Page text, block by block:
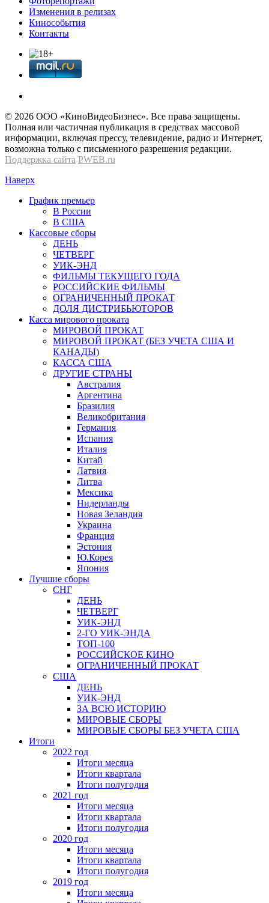
Изменения в релизах
Кинособытия
Контакты
© 2026 OOО «КиноВидеоБизнес». Все права защищены.
Полная или частичная публикация в средствах массовой
информации, включая прессу, телевидение, радио и Интернет,
возможна только с письменного разрешения редакции.
Поддержка сайта PWEB.ru
Наверх
График премьер
В России
В США
Кассовые сборы
ДЕНЬ
ЧЕТВЕРГ
УИК-ЭНД
ФИЛЬМЫ ТЕКУЩЕГО ГОДА
РОССИЙСКИЕ ФИЛЬМЫ
ОГРАНИЧЕННЫЙ ПРОКАТ
ДОЛЯ ДИСТРИБЬЮТОРОВ
Касса мирового проката
МИРОВОЙ ПРОКАТ
МИРОВОЙ ПРОКАТ (БЕЗ УЧЕТА США И
КАНАДЫ)
КАССА США
ДРУГИЕ СТРАНЫ
Австралия
Аргентина
Бразилия
Великобритания
Германия
Испания
Италия
Китай
Латвия
Литва
Мексика
Нидерланды
Новая Зеландия
Украина
Франция
Эстония
Ю.Корея
Япония
Лучшие сборы
СНГ
ДЕНЬ
ЧЕТВЕРГ
УИК-ЭНД
2-ГО УИК-ЭНДА
ТОП-100
РОССИЙСКОЕ КИНО
ОГРАНИЧЕННЫЙ ПРОКАТ
США
ДЕНЬ
УИК-ЭНД
ЗА ВСЮ ИСТОРИЮ
МИРОВЫЕ СБОРЫ
МИРОВЫЕ СБОРЫ БЕЗ УЧЕТА США
Итоги
2022 год
Итоги месяца
Итоги квартала
Итоги полугодия
2021 год
Итоги месяца
Итоги квартала
Итоги полугодия
2020 год
Итоги месяца
Итоги квартала
Итоги полугодия
2019 год
Итоги месяца